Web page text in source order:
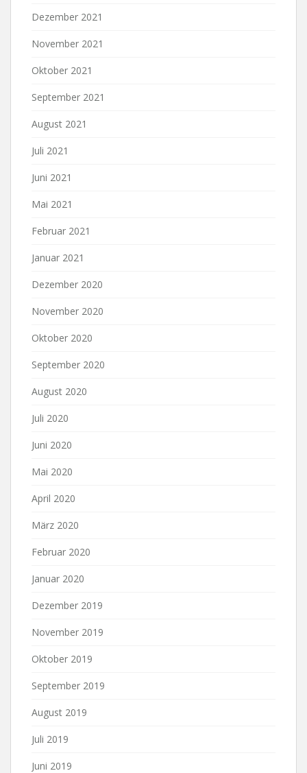
Dezember 2021
November 2021
Oktober 2021
September 2021
August 2021
Juli 2021
Juni 2021
Mai 2021
Februar 2021
Januar 2021
Dezember 2020
November 2020
Oktober 2020
September 2020
August 2020
Juli 2020
Juni 2020
Mai 2020
April 2020
März 2020
Februar 2020
Januar 2020
Dezember 2019
November 2019
Oktober 2019
September 2019
August 2019
Juli 2019
Juni 2019